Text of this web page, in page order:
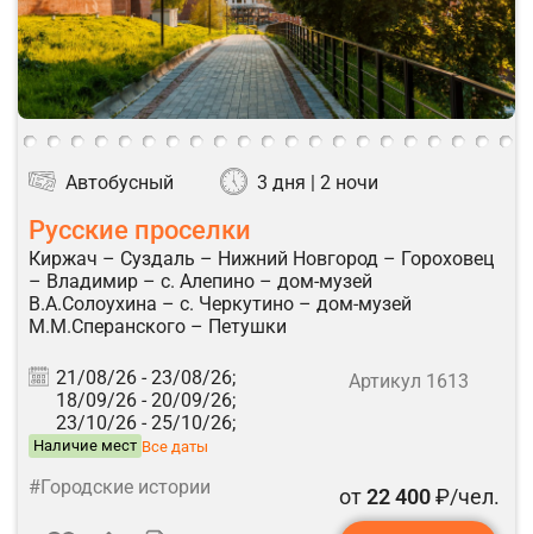
Автобусный 3 дня | 2 ночи
Русские проселки
Киржач – Суздаль – Нижний Новгород – Гороховец
– Владимир – с. Алепино – дом-музей
В.А.Солоухина – с. Черкутино – дом-музей
М.М.Сперанского – Петушки
21/08/26 - 23/08/26;
18/09/26 - 20/09/26;
23/10/26 - 25/10/26;
Наличие мест Все даты
Артикул 1613
#Городские истории от22 400₽/чел.